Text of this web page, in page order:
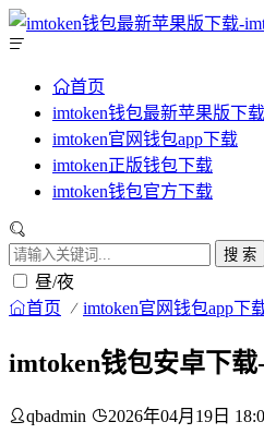
首页
imtoken钱包最新苹果版下载
imtoken官网钱包app下载
imtoken正版钱包下载
imtoken钱包官方下载
搜 索
昼/夜
首页 imtoken官网钱包app下
imtoken钱包安卓下
qbadmin 2026年04月19日